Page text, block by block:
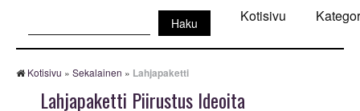
Kotisivu
Kotisivu » Sekalainen » Lahjapaketti
Lahjapaketti Piirustus Ideoita